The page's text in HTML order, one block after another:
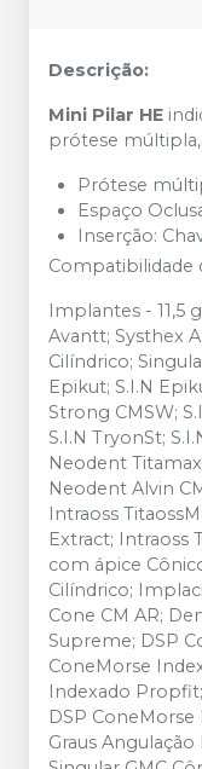
Descrição:
Mini Pilar HE
prótese
Prótese
Espaço
Inserção:
Compatibilidade
Implantes - 11,5
Avantt; Systhex
Cilíndrico;
Epikut; S.I.N
Strong CMSW;
S.I.N TryonSt;
Neodent
Neodent Alvin
Intraoss
Extract; Intraoss
com ápice
Cilíndrico;
Cone CM AR;
Supreme; DSP
ConeMorse
Indexado
DSP
Graus